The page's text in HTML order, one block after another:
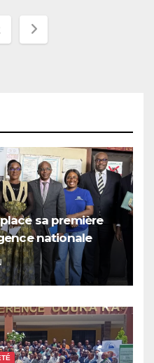
sa première
nationale